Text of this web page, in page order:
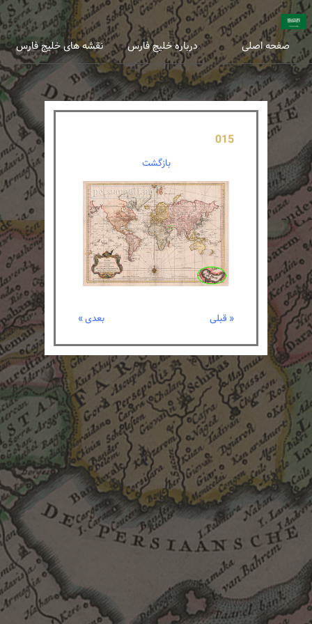
صفحه اصلی درباره خلیج فارس نقشه های خلیج فارس
عربی انگلیسی
015
بازگشت
« قبلی بعدی »